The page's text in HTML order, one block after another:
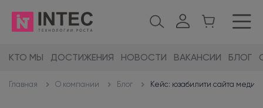
КТО МЫ ДОСТИЖЕНИЯ НОВОСТИ ВАКАНСИИ БЛОГ
Главная О компании Блог Кейс: юзабилити сайта